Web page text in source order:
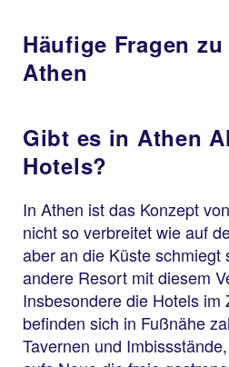
Häufige Fragen
Athen
Gibt es in Athen
Hotels?
In Athen ist das Konzept
nicht so verbreitet wie auf
aber an die Küste schmiegt
andere Resort mit diesem
Insbesondere die Hotels im
befinden sich in Fußnähe
Tavernen und